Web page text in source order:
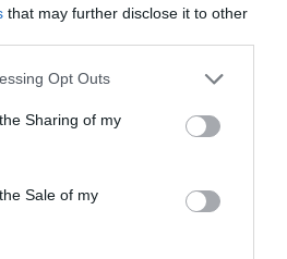
that may further disclose it to other
Opt Outs
Sharing of my
Sale of my